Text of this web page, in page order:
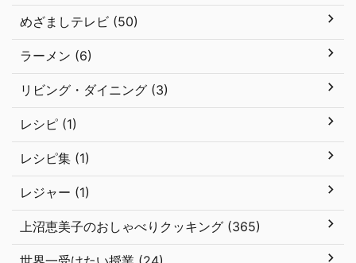
めざましテレビ (50)
ラーメン (6)
リビング・ダイニング (3)
レシピ (1)
レシピ集 (1)
レジャー (1)
上沼恵美子のおしゃべりクッキング (365)